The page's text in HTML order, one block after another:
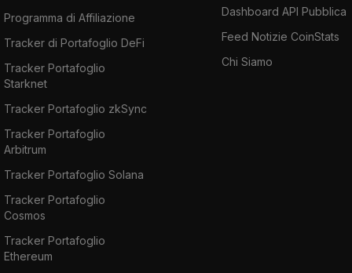
Programma di Affiliazione
Tracker di Portafoglio DeFi
Tracker Portafoglio
Starknet
Tracker Portafoglio zkSync
Tracker Portafoglio
Arbitrum
Tracker Portafoglio Solana
Tracker Portafoglio
Cosmos
Tracker Portafoglio
Ethereum
Dashboard API Pubblica
Feed Notizie CoinStats
Chi Siamo